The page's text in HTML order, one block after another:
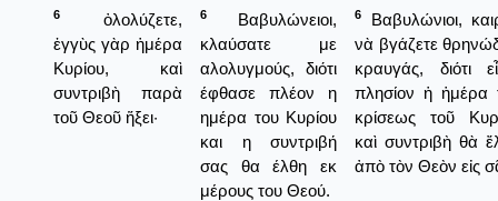
6
ὀλολύζετε,
ἐγγὺς γὰρ ἡμέρα
Κυρίου, καὶ
συντριβὴ παρὰ
τοῦ Θεοῦ ἥξει·
6
Βαβυλώνειοι,
κλαύσατε με
αλολυγμούς, διότι
έφθασε πλέον η
ημέρα του Κυρίου
και η συντριβή
σας θα έλθη εκ
μέρους του Θεού.
6
Βαβυλώνιοι,
νὰ βγάζετε
κραυγάς, διότι
πλησίον ἡ ἡμέρα
κρίσεως τοῦ
καὶ συντριβὴ θὰ
ἀπὸ τὸν Θεὸν εἰς